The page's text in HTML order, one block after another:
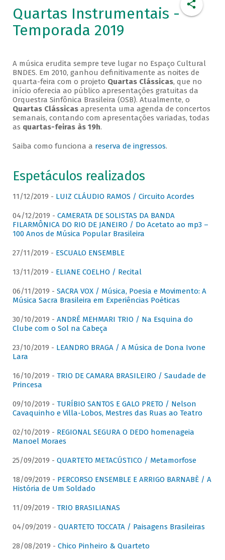
Quartas Instrumentais -
Temporada 2019
A música erudita sempre teve lugar no Espaço Cultural
BNDES. Em 2010, ganhou definitivamente as noites de
quarta-feira com o projeto Quartas Clássicas, que no
início oferecia ao público apresentações gratuitas da
Orquestra Sinfônica Brasileira (OSB). Atualmente, o
Quartas Clássicasapresenta uma agenda de concertos
semanais, contando com apresentações variadas, todas
as quartas-feiras às 19h.
Saiba como funciona a reserva de ingressos.
Espetáculos realizados
11/12/2019 - LUIZ CLÁUDIO RAMOS / Circuito Acordes
04/12/2019 - CAMERATA DE SOLISTAS DA BANDA
FILARMÔNICA DO RIO DE JANEIRO / Do Acetato ao mp3 –
100 Anos de Música Popular Brasileira
27/11/2019 - ESCUALO ENSEMBLE
13/11/2019 - ELIANE COELHO / Recital
06/11/2019 - SACRA VOX / Música, Poesia e Movimento: A
Música Sacra Brasileira em Experiências Poéticas
30/10/2019 - ANDRÉ MEHMARI TRIO / Na Esquina do
Clube com o Sol na Cabeça
23/10/2019 - LEANDRO BRAGA / A Música de Dona Ivone
Lara
16/10/2019 - TRIO DE CAMARA BRASILEIRO / Saudade de
Princesa
09/10/2019 - TURÍBIO SANTOS E GALO PRETO / Nelson
Cavaquinho e Villa-Lobos, Mestres das Ruas ao Teatro
02/10/2019 - REGIONAL SEGURA O DEDO homenageia
Manoel Moraes
25/09/2019 - QUARTETO METACÚSTICO / Metamorfose
18/09/2019 - PERCORSO ENSEMBLE E ARRIGO BARNABÈ / A
História de Um Soldado
11/09/2019 - TRIO BRASILIANAS
04/09/2019 - QUARTETO TOCCATA / Paisagens Brasileiras
28/08/2019 - Chico Pinheiro & Quarteto